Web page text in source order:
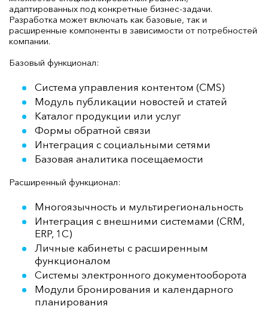
адаптированных под конкретные бизнес-задачи.
Разработка может включать как базовые, так и
расширенные компоненты в зависимости от потребностей
компании.
Базовый функционал:
Система управления контентом (CMS)
Модуль публикации новостей и статей
Каталог продукции или услуг
Формы обратной связи
Интеграция с социальными сетями
Базовая аналитика посещаемости
Расширенный функционал:
Многоязычность и мультирегиональность
Интеграция с внешними системами (CRM,
ERP, 1C)
Личные кабинеты с расширенным
функционалом
Системы электронного документооборота
Модули бронирования и календарного
планирования